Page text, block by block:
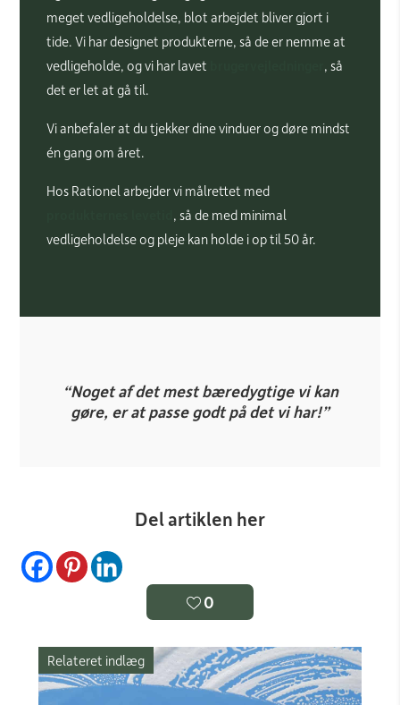
meget vedligeholdelse, blot arbejdet bliver gjort i
tide. Vi har designet produkterne, så de er nemme at
vedligeholde, og vi har lavet
, så
det er let at gå til.
Vi anbefaler at du tjekker dine vinduer og døre mindst
én gang om året.
Hos Rationel arbejder vi målrettet med
, så de med minimal
vedligeholdelse og pleje kan holde i op til 50 år.
“Noget af det mest bæredygtige vi kan
gøre, er at passe godt på det vi har!”
Del artiklen her
0
Relateret indlæg